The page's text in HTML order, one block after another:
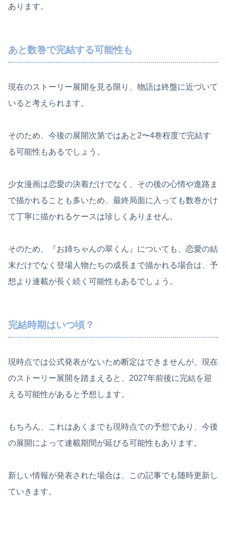
あります。
あと数巻で完結する可能性も
現在のストーリー展開を見る限り、物語は終盤に近づいて
いると考えられます。
そのため、今後の展開次第ではあと2〜4巻程度で完結す
る可能性もあるでしょう。
少女漫画は恋愛の決着だけでなく、その後の心情や進路ま
で描かれることも多いため、最終局面に入っても数巻かけ
て丁寧に描かれるケースは珍しくありません。
そのため、『お姉ちゃんの翠くん』についても、恋愛の結
末だけでなく登場人物たちの成長まで描かれる場合は、予
想より連載が長く続く可能性もあるでしょう。
完結時期はいつ頃？
現時点では公式発表がないため断定はできませんが、現在
のストーリー展開を踏まえると、2027年前後に完結を迎
える可能性があると予想します。
もちろん、これはあくまでも現時点での予想であり、今後
の展開によって連載期間が延びる可能性もあります。
新しい情報が発表された場合は、この記事でも随時更新し
ていきます。